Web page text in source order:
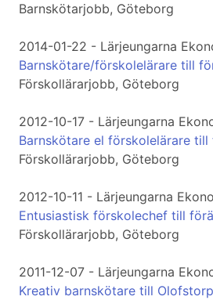
Barnskötarjobb, Göteborg
2014-01-22 - Lärjeungarna
Barnskötare/förskolelärare till
Förskollärarjobb, Göteborg
2012-10-17 - Lärjeungarna
Barnskötare el förskolelärare
Förskollärarjobb, Göteborg
2012-10-11 - Lärjeungarna
Entusiastisk förskolechef till
Förskollärarjobb, Göteborg
2011-12-07 - Lärjeungarna
Kreativ barnskötare till Olofstorp